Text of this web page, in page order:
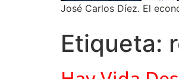
José Carlos Díez. El
Etiqueta: